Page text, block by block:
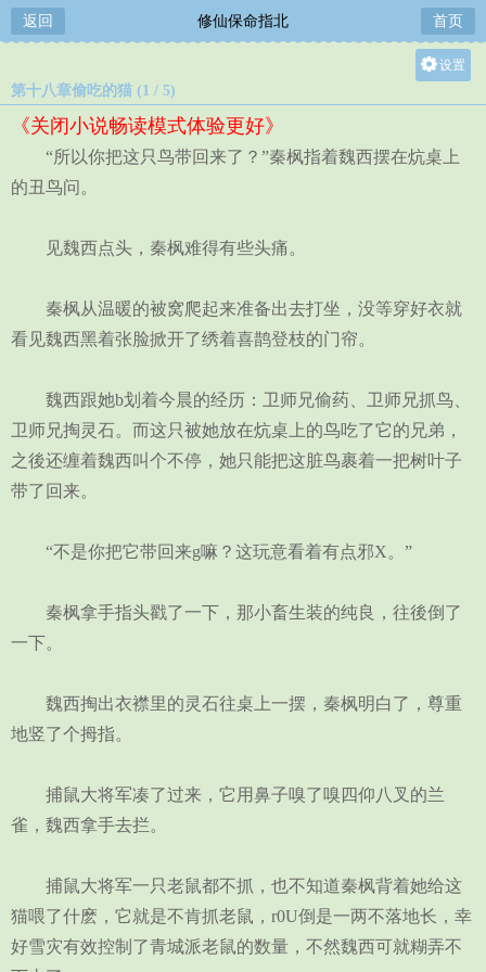
返回 修仙保命指北 首页
设置
中
第十八章偷吃的猫 (1 / 5)
《关闭小说畅读模式体验更好》
“所以你把这只鸟带回来了？”秦枫指着魏西摆在炕桌上
的丑鸟问。
见魏西点头，秦枫难得有些头痛。
秦枫从温暖的被窝爬起来准备出去打坐，没等穿好衣就
看见魏西黑着张脸掀开了绣着喜鹊登枝的门帘。
魏西跟她b划着今晨的经历：卫师兄偷药、卫师兄抓鸟、
卫师兄掏灵石。而这只被她放在炕桌上的鸟吃了它的兄弟，
之後还缠着魏西叫个不停，她只能把这脏鸟裹着一把树叶子
带了回来。
“不是你把它带回来g嘛？这玩意看着有点邪X。”
秦枫拿手指头戳了一下，那小畜生装的纯良，往後倒了
一下。
魏西掏出衣襟里的灵石往桌上一摆，秦枫明白了，尊重
地竖了个拇指。
捕鼠大将军凑了过来，它用鼻子嗅了嗅四仰八叉的兰
雀，魏西拿手去拦。
捕鼠大将军一只老鼠都不抓，也不知道秦枫背着她给这
猫喂了什麽，它就是不肯抓老鼠，r0U倒是一两不落地长，幸
好雪灾有效控制了青城派老鼠的数量，不然魏西可就糊弄不